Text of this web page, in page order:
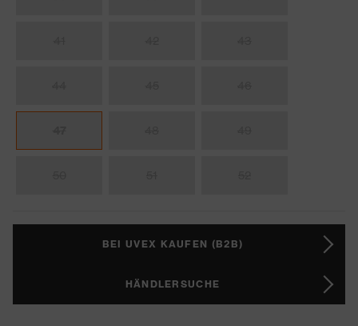
BEI UVEX KAUFEN (B2B)
HÄNDLERSUCHE